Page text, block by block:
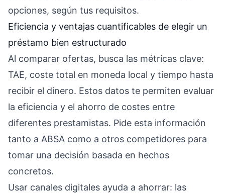
opciones, según tus requisitos.
Eficiencia y ventajas cuantificables de elegir un
préstamo bien estructurado
Al comparar ofertas, busca las métricas clave:
TAE, coste total en moneda local y tiempo hasta
recibir el dinero. Estos datos te permiten evaluar
la eficiencia y el ahorro de costes entre
diferentes prestamistas. Pide esta información
tanto a ABSA como a otros competidores para
tomar una decisión basada en hechos
concretos.
Usar canales digitales ayuda a ahorrar: las